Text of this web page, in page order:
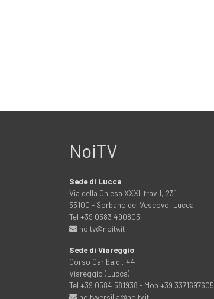
NoiTV
Sede di Lucca
Via della Chiesa XXXII trav. I, 231
55100 - Sorbano del Vescovo, Lucca
Tel +39 0583 490805
noitv@noitv.it
Sede di Viareggio
Corso Garibaldi, 44
Viareggio (Lucca)
Tel +39 0584 581938 - Mob +39 3371697605
noitvversilia@noitv.it